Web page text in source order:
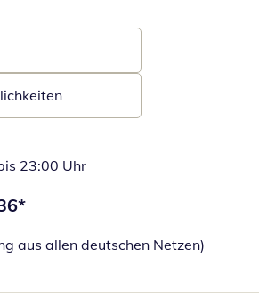
23:00 Uhr
*
aus allen deutschen Netzen)